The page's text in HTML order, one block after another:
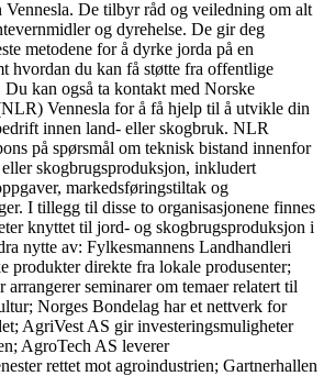
Vennesla. De tilbyr råd og veiledning om alt
og dyrehelse. De gir deg
metodene for å dyrke jorda på en
hvordan du kan få støtte fra offentlige
kan også ta kontakt med Norske
Vennesla for å få hjelp til å utvikle din
innen land- eller skogbruk. NLR
på spørsmål om teknisk bistand innenfor
skogbrugsproduksjon, inkludert
markedsføringstiltak og
I tillegg til disse to organisasjonene finnes
knyttet til jord- og skogbrugsproduksjon i
nytte av: Fylkesmannens Landhandleri
produkter direkte fra lokale produsenter;
seminarer om temaer relatert til
Norges Bondelag har et nettverk for
AgriVest AS gir investeringsmuligheter
AgroTech AS leverer
rettet mot agroindustrien; Gartnerhallen